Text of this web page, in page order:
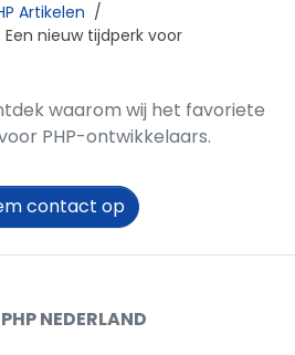
Artikelen /
Een nieuw tijdperk voor
waarom wij het favoriete
PHP-ontwikkelaars.
contact op
NEDERLAND